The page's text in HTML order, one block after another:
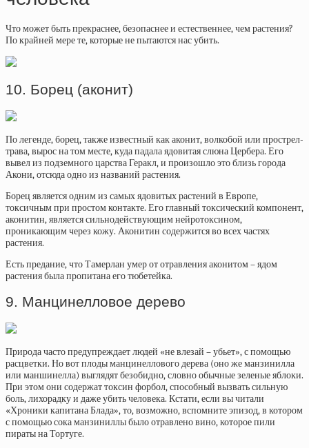
Что может быть прекраснее, безопаснее и естественнее, чем растения?
По крайней мере те, которые не пытаются нас убить.
10. Борец (аконит)
По легенде, борец, также известный как аконит, волкобой или прострел-
трава, вырос на том месте, куда падала ядовитая слюна Цербера. Его
вывел из подземного царства Геракл, и произошло это близь города
Акони, отсюда одно из названий растения.
Борец является одним из самых ядовитых растений в Европе,
токсичным при простом контакте. Его главный токсический компонент,
аконитин, является сильнодействующим нейротоксином,
проникающим через кожу. Аконитин содержится во всех частях
растения.
Есть предание, что Тамерлан умер от отравления аконитом – ядом
растения была пропитана его тюбетейка.
9. Манцинелловое дерево
Природа часто предупреждает людей «не влезай – убьет», с помощью
расцветки. Но вот плоды манцинеллового дерева (оно же манзинилла
или маншинелла) выглядят безобидно, словно обычные зеленые яблоки.
При этом они содержат токсин форбол, способный вызвать сильную
боль, лихорадку и даже убить человека. Кстати, если вы читали
«Хроники капитана Блада», то, возможно, вспомните эпизод, в котором
с помощью сока манзиниллы было отравлено вино, которое пили
пираты на Тортуге.